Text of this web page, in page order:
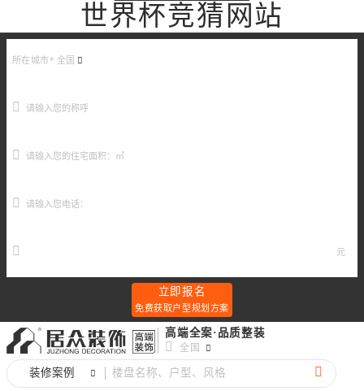
世界杯竞猜网站
所在城市* 全国
元
立即报名
免费获取户型规划方案
高端全案·品质整装
全国
装修案例